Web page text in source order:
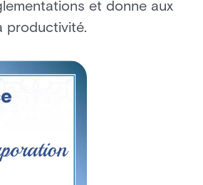
et donne aux
productivité.